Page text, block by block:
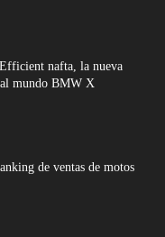
nafta, la nueva
mundo BMW X
de ventas de motos